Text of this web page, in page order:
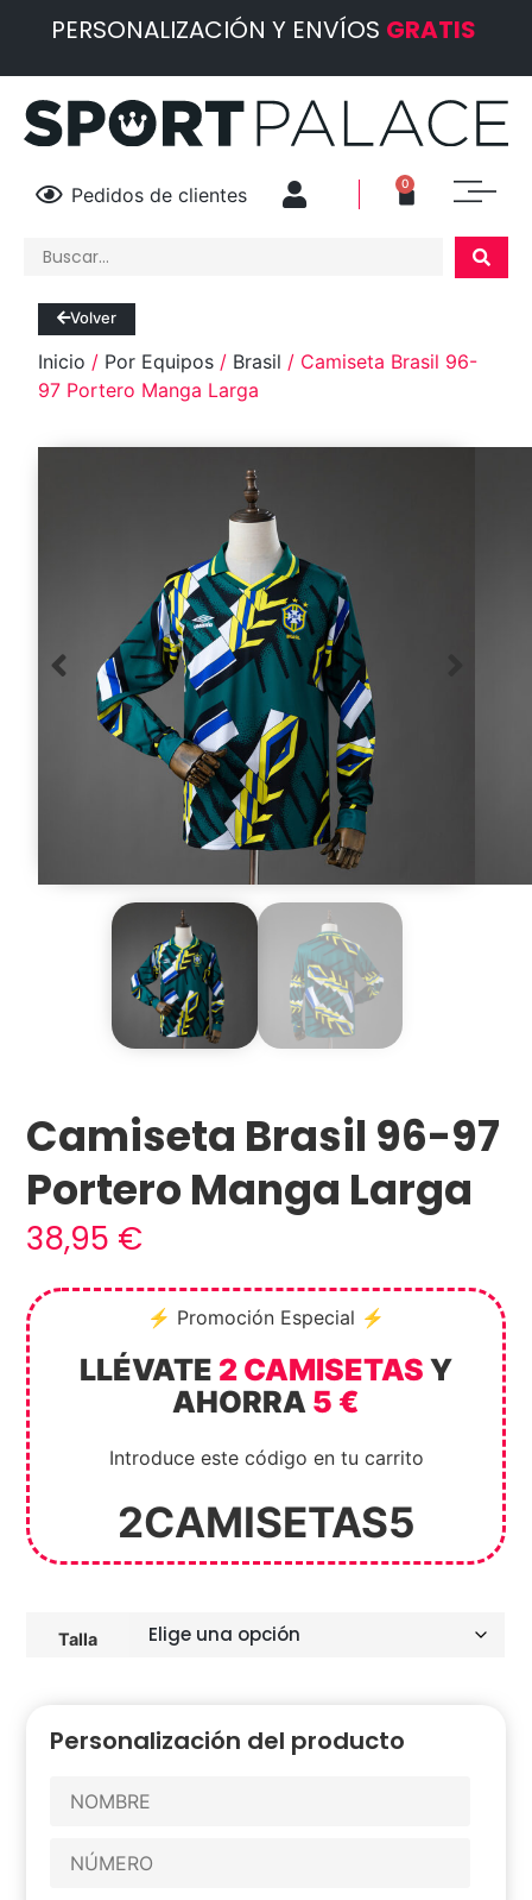
PERSONALIZACIÓN Y ENVÍOS GRATIS
Pedidos de clientes 0
Camiseta Brasil 96-97
Portero Manga Larga
38,95 €
⚡ Promoción Especial ⚡
LLÉVATE 2 CAMISETAS Y
AHORRA 5 €
Introduce este código en tu carrito
2CAMISETAS5
Talla
Personalización del producto
Volver
Inicio / Por Equipos / Brasil / Camiseta Brasil 96-
97 Portero Manga Larga